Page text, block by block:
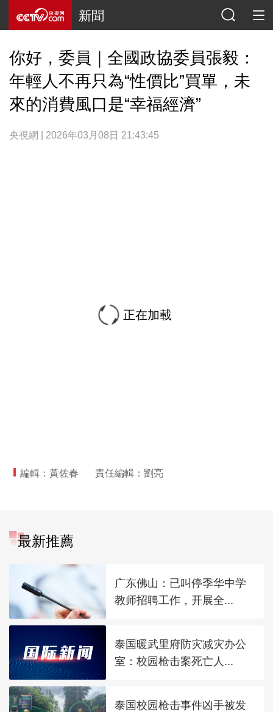
新聞
你好，委員｜全國政協委員張毅：
年輕人不再只為“性價比”買單，未
來的消費風口是“幸福經濟”
央視網 | 2026年03月08日 21:43:45
正在加載
編輯：黃佐春 責任編輯：劉亮
最新推薦
广东佛山：已叫停季华中学
教师招聘工作，开展全...
泰国暖武里府防灾减灾办公
室：校园枪击案死亡人...
泰国校园枪击事件凶手被发